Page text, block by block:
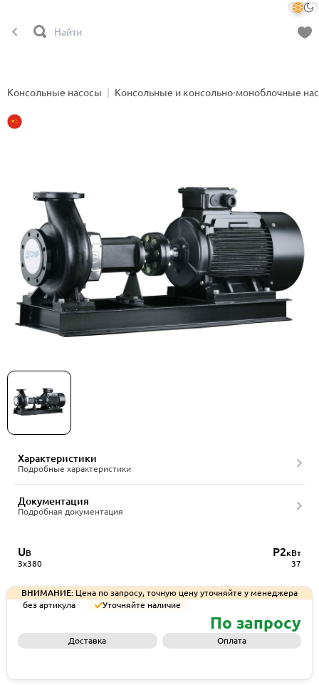
Консольные насосы Консольные и консольно-моноблочные
Насос консольный CNP NISO65-40-315/37SWHZ
Характеристики
Подробные характеристики
Документация
Подробная документация
UВ
3x380
P2кВт
37
ВНИМАНИЕ: Цена по запросу, точную цену уточняйте у менеджера
без артикула
Уточняйте наличие
По запросу
Доставка Оплата